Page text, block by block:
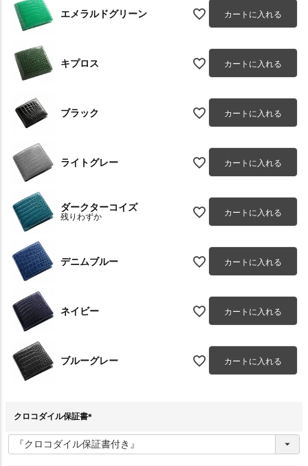
エメラルドグリーン カートに入れる
キプロス カートに入れる
ブラック カートに入れる
ライトグレー カートに入れる
ダークターコイズ
残りわずか カートに入れる
デニムブルー カートに入れる
ネイビー カートに入れる
ブルーグレー カートに入れる
クロコダイル保証書
必
須